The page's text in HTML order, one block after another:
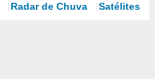
Radar de Chuva Satélites